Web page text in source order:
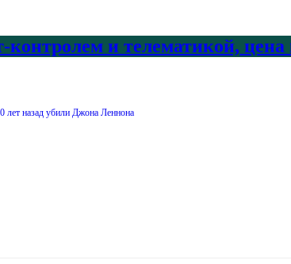
и телематикой, цена
лет назад убили Джона Леннона